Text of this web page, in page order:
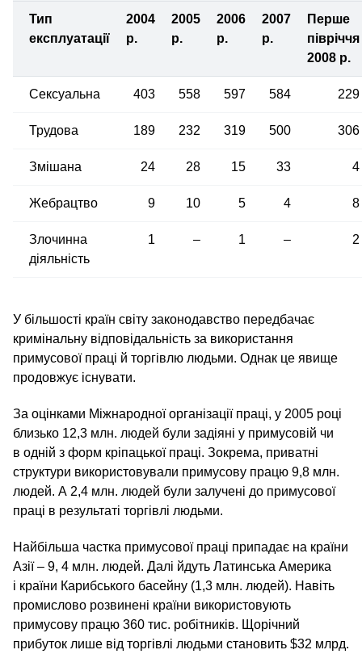
Тип
експлуатації
2004
р.
2005
р.
2006
р.
2007
р.
Перше
півріччя
2008 р.
Сексуальна 403 558 597 584 229
Трудова 189 232 319 500 306
Змішана 24 28 15 33 4
Жебрацтво 9 10 5 4 8
Злочинна
діяльність
1 – 1 – 2
У більшості країн світу законодавство передбачає
кримінальну відповідальність за використання
примусової праці й торгівлю людьми. Однак це явище
продовжує існувати.
За оцінками Міжнародної організації праці, у 2005 році
близько 12,3 млн. людей були задіяні у примусовій чи
в одній з форм кріпацької праці. Зокрема, приватні
структури використовували примусову працю 9,8 млн.
людей. А 2,4 млн. людей були залучені до примусової
праці в результаті торгівлі людьми.
Найбільша частка примусової праці припадає на країни
Азії – 9, 4 млн. людей. Далі йдуть Латинська Америка
і країни Карибського басейну (1,3 млн. людей). Навіть
промислово розвинені країни використовують
примусову працю 360 тис. робітників. Щорічний
прибуток лише від торгівлі людьми становить $32 млрд.